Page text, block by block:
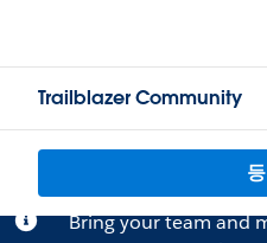
Trailblazer Community
Bring your team and